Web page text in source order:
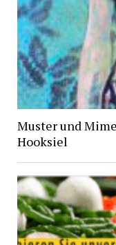
Muster und
Hooksiel